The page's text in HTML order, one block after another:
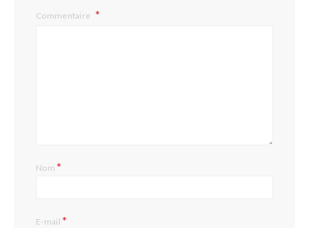
Commentaire
Nom*
E-mail*